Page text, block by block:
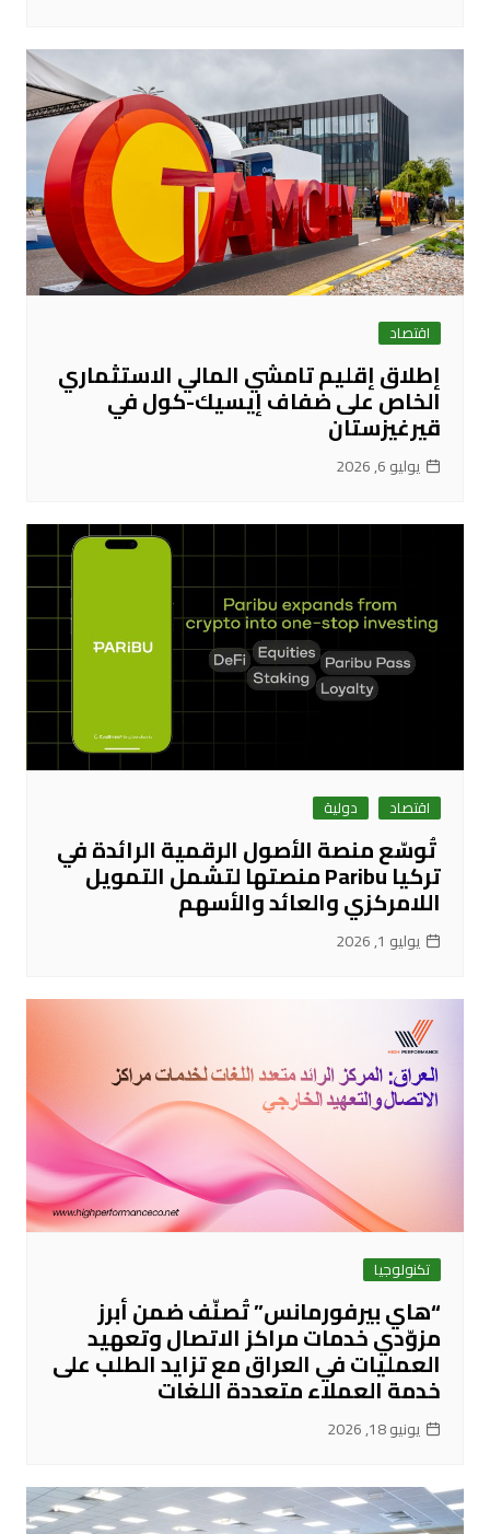
اقتصاد
إطلاق إقليم تامشي المالي الاستثماري
الخاص على ضفاف إيسيك-كول في
قيرغيزستان
يوليو 6, 2026
اقتصاد دولية
تُوسّع منصة الأصول الرقمية الرائدة في
تركيا Paribu منصتها لتشمل التمويل
اللامركزي والعائد والأسهم
يوليو 1, 2026
تكنولوجيا
“هاي بيرفورمانس” تُصنّف ضمن أبرز
مزوّدي خدمات مراكز الاتصال وتعهيد
العمليات في العراق مع تزايد الطلب على
خدمة العملاء متعددة اللغات
يونيو 18, 2026